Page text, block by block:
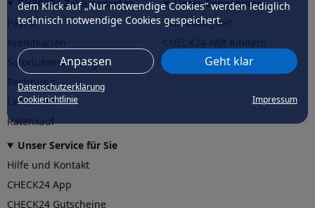
dem Klick auf „Nur notwendige Cookies” werden lediglich
technisch notwendige Cookies gespeichert.
Anpassen Geht klar
Datenschutzerklärung
Cookierichtlinie
Impressum
CHECK24 Zahlungsarten
PayPal
Sofortüberweisung
Rechnung
Lastschrift
Ratenkauf
Unser Engagement
Nachhaltigkeit
CHECK24hilftder Natur
Unser Service für Sie
Hilfe und Kontakt
CHECK24 App
CHECK24 Gutscheine